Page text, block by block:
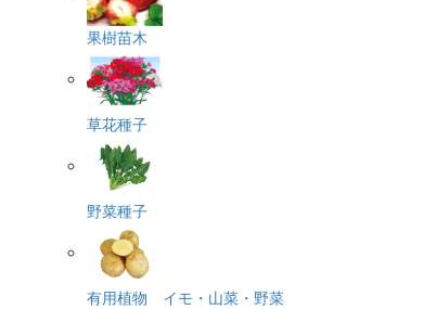
果樹苗木
草花種子
野菜種子
有用植物 イモ・山菜・野菜